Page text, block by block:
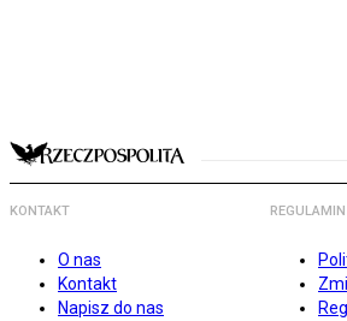
KONTAKT
O nas
Kontakt
Napisz do nas
REGULAMIN